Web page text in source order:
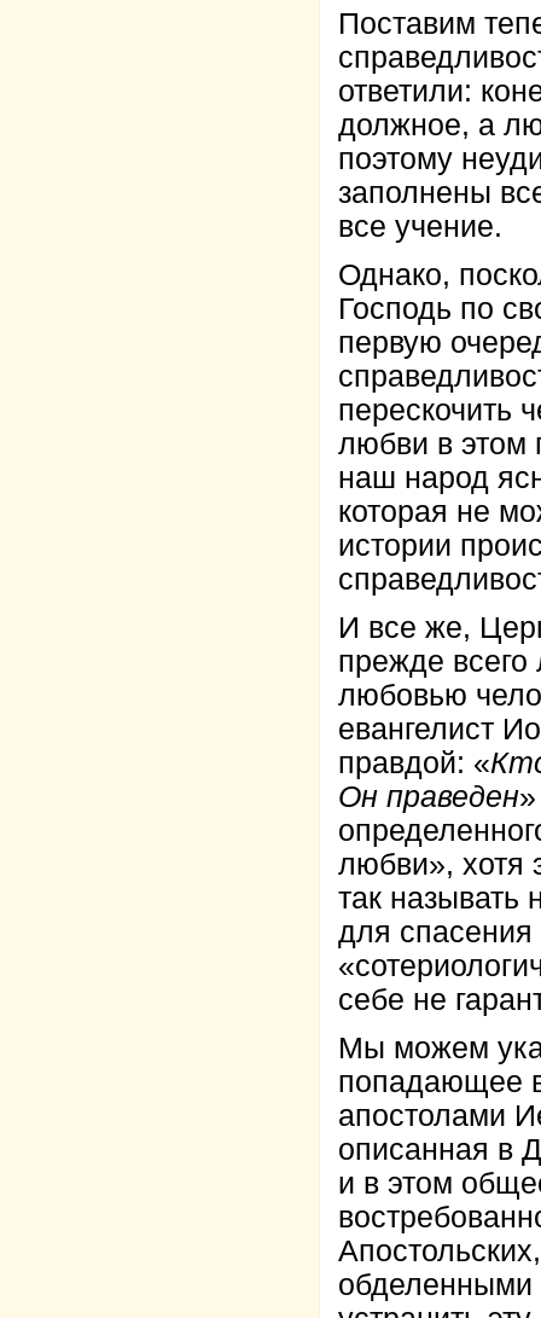
Поставим
ответили:
должное, а
поэтому
заполнены
все учение.
Однако,
Господь по
первую
перескочить
любви в этом
наш народ
которая не
истории
И все же,
прежде
любовью
евангелист
правдой: «
Он праведен
любви», хотя
так называть
для спасения
себе не
Мы можем
попадающее
апостолами
описанная в
и в этом
обделенными